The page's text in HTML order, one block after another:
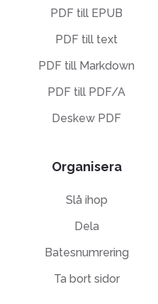
PDF till EPUB
PDF till text
PDF till Markdown
PDF till PDF/A
Deskew PDF
Organisera
Slå ihop
Dela
Batesnumrering
Ta bort sidor